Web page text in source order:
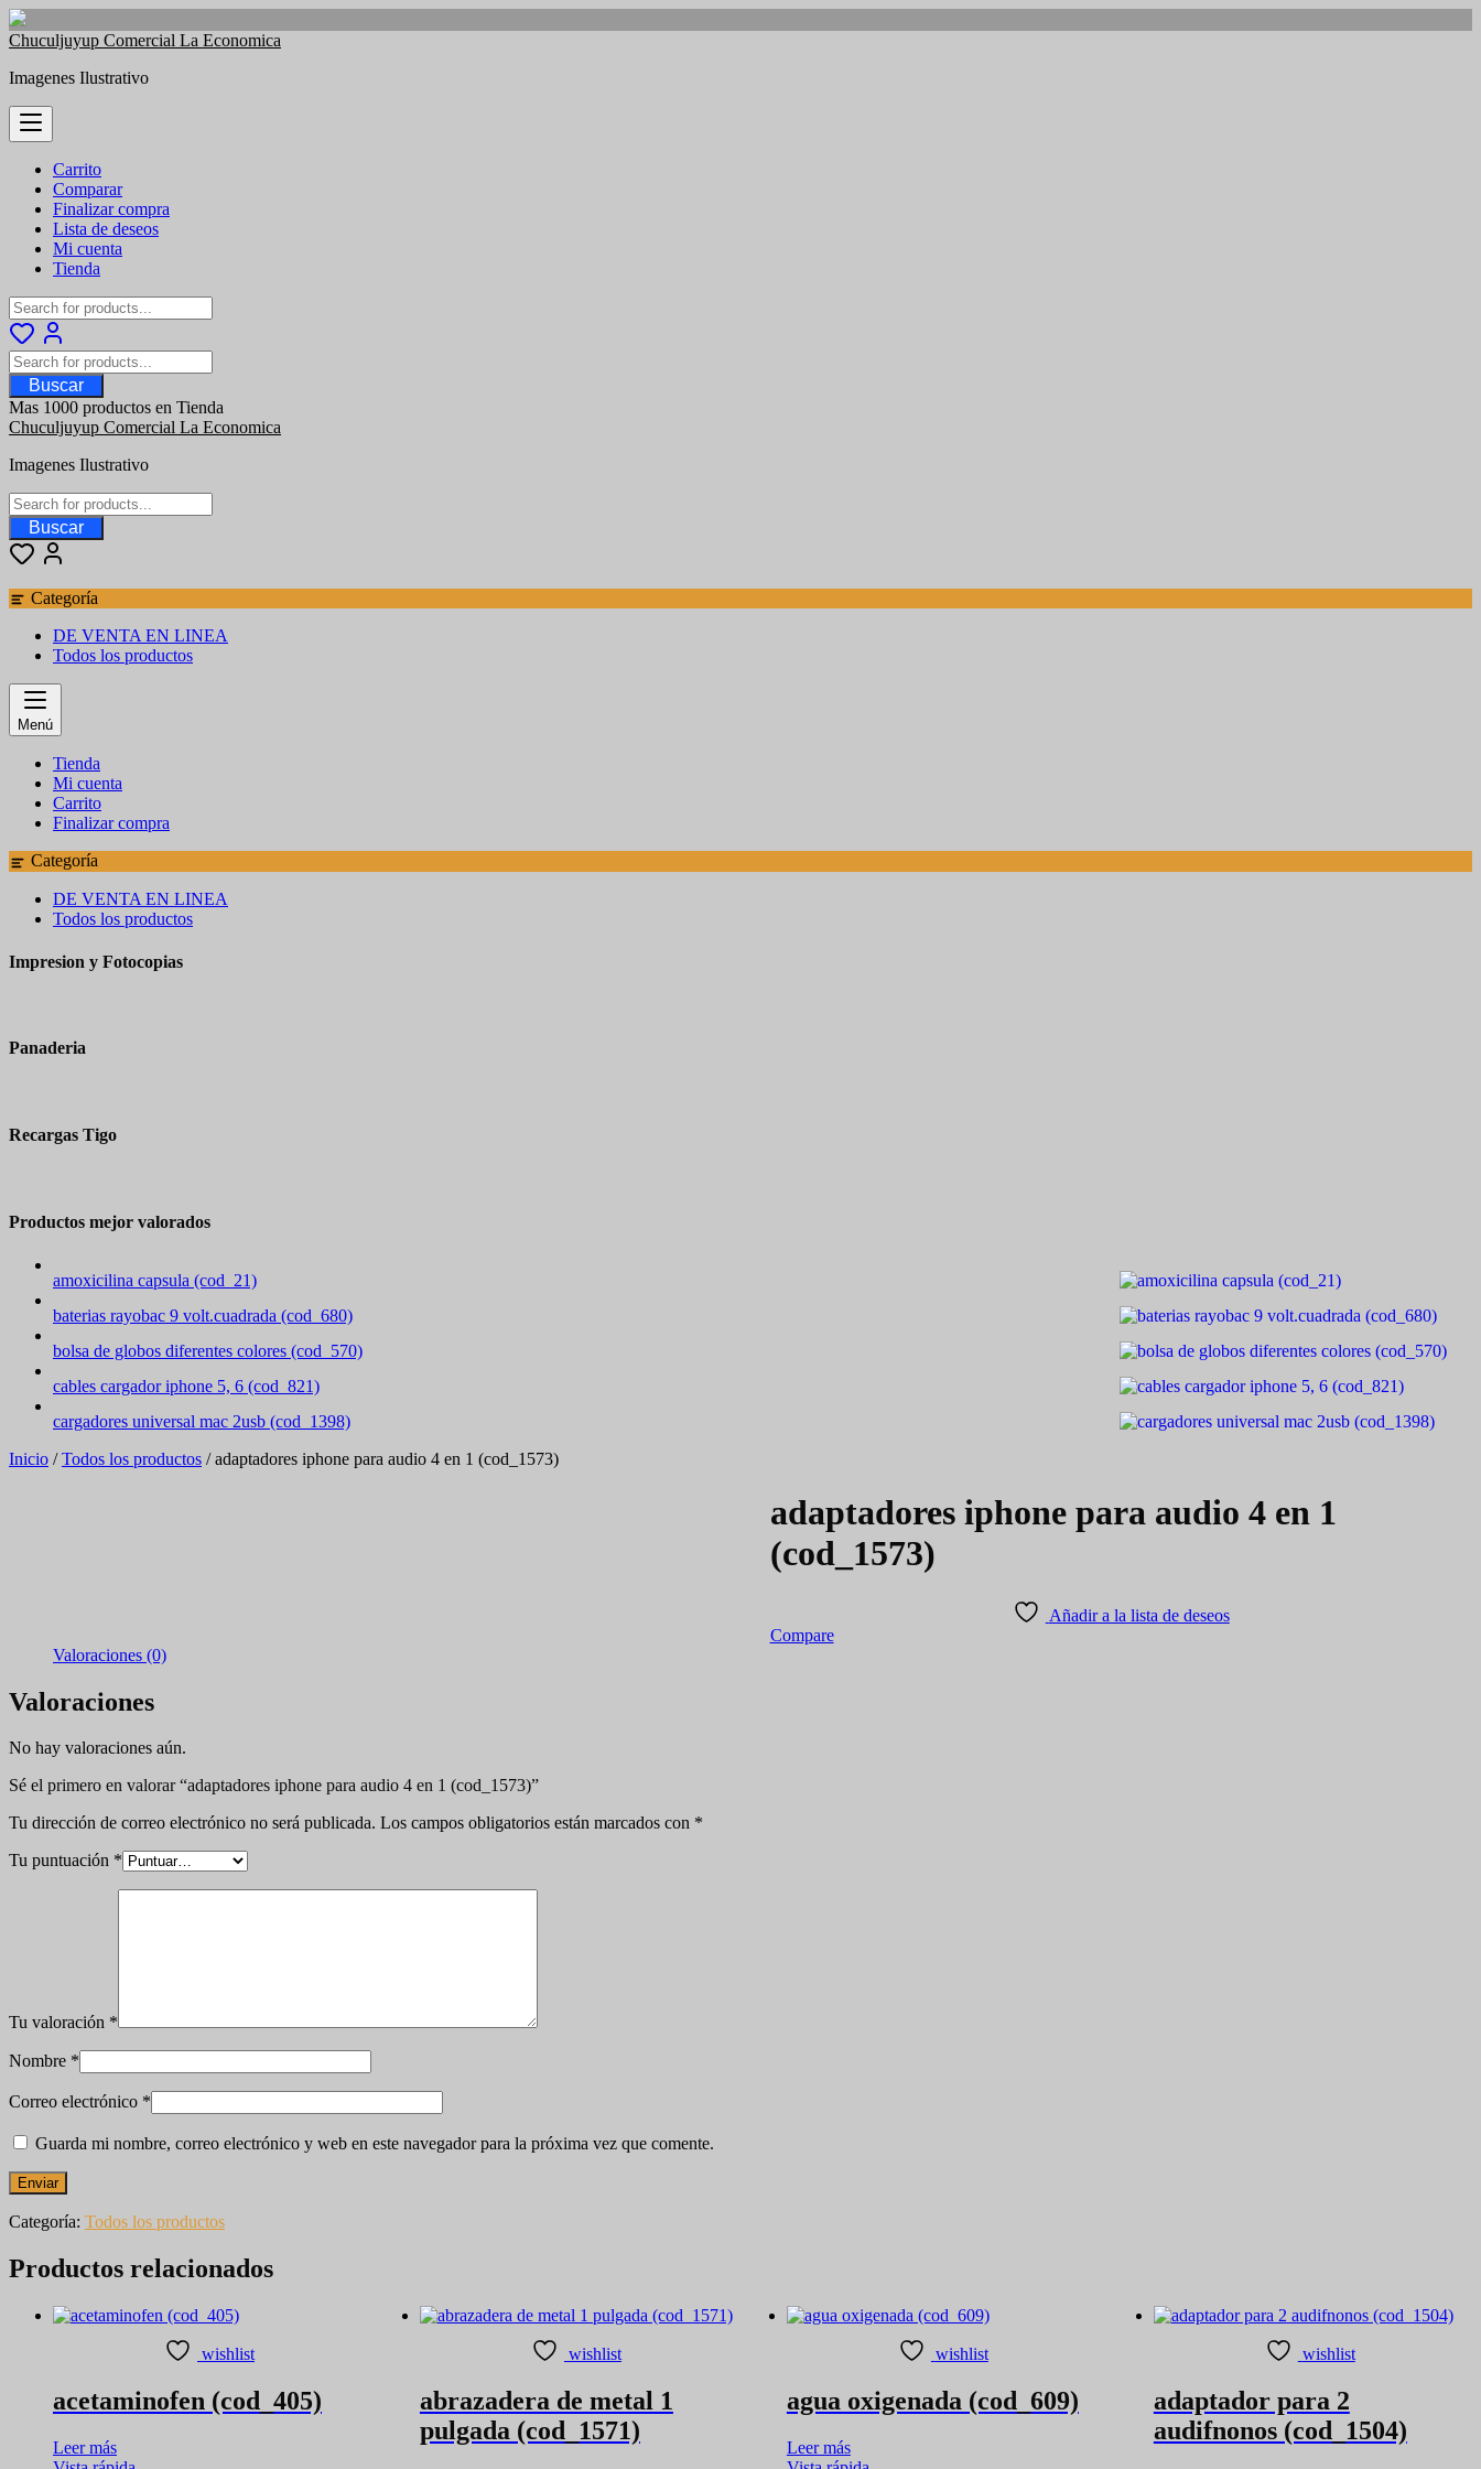
Saltar
contenido
Chuculjuyup Comercial La Economica
Imagenes Ilustrativo
Carrito
Comparar
Finalizar compra
Lista de deseos
Mi cuenta
Tienda
Buscar
Mas 1000 productos en Tienda
Chuculjuyup Comercial La Economica
Imagenes Ilustrativo
Buscar
Categoría
DE VENTA EN LINEA
Todos los productos
Menú
Tienda
Mi cuenta
Carrito
Finalizar compra
Categoría
DE VENTA EN LINEA
Todos los productos
Impresion y Fotocopias
Panaderia
Recargas Tigo
Productos mejor valorados
amoxicilina capsula (cod_21)
baterias rayobac 9 volt.cuadrada (cod_680)
bolsa de globos diferentes colores (cod_570)
cables cargador iphone 5, 6 (cod_821)
cargadores universal mac 2usb (cod_1398)
Inicio /Todos los productos / adaptadores iphone para audio 4 en 1 (cod_1573)
adaptadores iphone para audio 4 en 1
(cod_1573)
Añadir a la lista de deseos
Compare
Valoraciones (0)
Valoraciones
No hay valoraciones aún.
Sé el primero en valorar “adaptadores iphone para audio 4 en 1 (cod_1573)”
Tu dirección de correo electrónico no será publicada. Los campos obligatorios están marcados con *
Tu puntuación *
Tu valoración *
Nombre *
Correo electrónico *
Guarda mi nombre, correo electrónico y web en este navegador para la próxima vez que comente.
Categoría: Todos los productos
Productos relacionados
wishlist
acetaminofen (cod_405)
Leer más
wishlist
abrazadera de metal 1
pulgada (cod_1571)
wishlist
agua oxigenada (cod_609)
Leer más
wishlist
adaptador para 2
audifnonos (cod_1504)